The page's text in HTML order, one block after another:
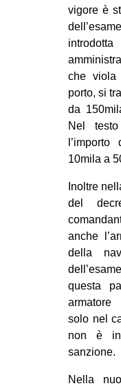
vigore è
che
porto, si
da
Nel
10mila a
Inoltre
del
anche
della
questa
armatore
solo nel
non è
sanzione.
Nella